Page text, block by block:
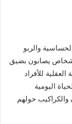
والربو
يصابون بضيق
للأفراد
اليومية
حولهم